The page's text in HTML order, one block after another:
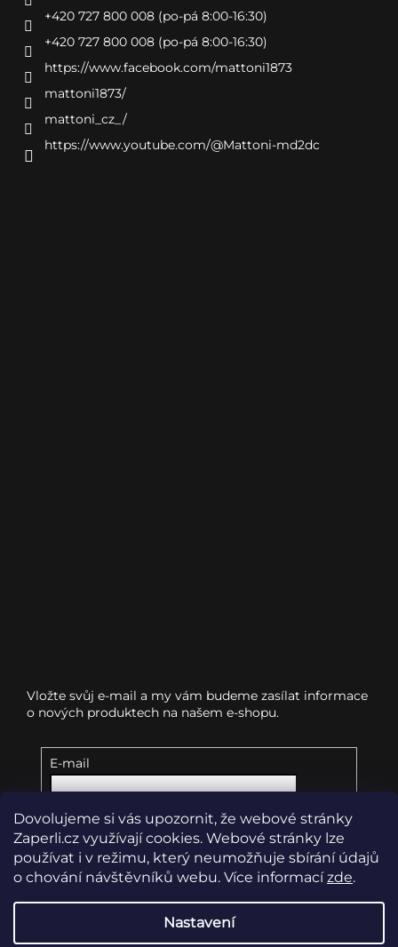
Dovolujeme si vás upozornit, že webové stránky
Zaperli.cz využívají cookies. Webové stránky lze
používat i v režimu, který neumožňuje sbírání údajů
o chování návštěvníků webu. Více informacízde.
Nastavení
Vložte svůj e-mail a my vám budeme zasílat informace
o nových produktech na našem e-shopu.
E-mail
Vložením e-mailu souhlasíte s podmínkami
ochrany osobních údajů
Přihlásit se
+420 727 800 008 (po-pá 8:00-16:30)
+420 727 800 008 (po-pá 8:00-16:30)
https://www.facebook.com/mattoni1873
mattoni1873/
mattoni_cz_/
https://www.youtube.com/@Mattoni-md2dc